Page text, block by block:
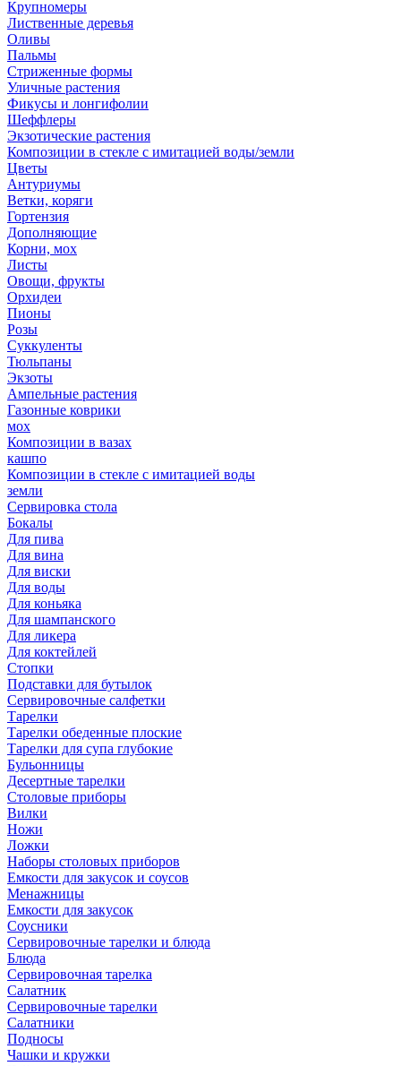
Крупномеры
Лиственные деревья
Оливы
Пальмы
Стриженные формы
Уличные растения
Фикусы и лонгифолии
Шеффлеры
Экзотические растения
Композиции в стекле с имитацией воды/земли
Цветы
Антуриумы
Ветки, коряги
Гортензия
Дополняющие
Корни, мох
Листы
Овощи, фрукты
Орхидеи
Пионы
Розы
Суккуленты
Тюльпаны
Экзоты
Ампельные растения
Газонные коврики
мох
Композиции в вазах
кашпо
Композиции в стекле с имитацией воды
земли
Сервировка стола
Бокалы
Для пива
Для вина
Для виски
Для воды
Для коньяка
Для шампанского
Для ликера
Для коктейлей
Стопки
Подставки для бутылок
Сервировочные салфетки
Тарелки
Тарелки обеденные плоские
Тарелки для супа глубокие
Бульонницы
Десертные тарелки
Столовые приборы
Вилки
Ножи
Ложки
Наборы столовых приборов
Емкости для закусок и соусов
Менажницы
Емкости для закусок
Соусники
Сервировочные тарелки и блюда
Блюда
Сервировочная тарелка
Салатник
Сервировочные тарелки
Салатники
Подносы
Чашки и кружки